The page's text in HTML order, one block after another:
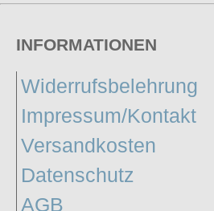
INFORMATIONEN
Widerrufsbelehrung
Impressum/Kontakt
Versandkosten
Datenschutz
AGB